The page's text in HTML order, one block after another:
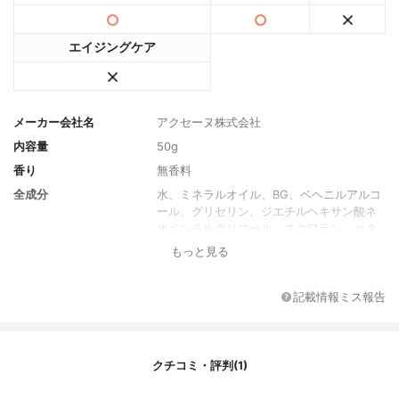
エイジングケア
メーカー会社名
アクセーヌ株式会社
内容量
50g
香り
無香料
全成分
水、ミネラルオイル、BG、ベヘニルアルコ
ール、グリセリン、ジエチルヘキサン酸ネ
オペンチルグリコール、スクワラン、セタ
ノール、ジメチコン、ポリソルベート60、
酸ジ(コレステリル/オクチルドデシル)、PC
アリン酸ソルビタン、ワセリン、メチルパ
もっと見る
記載情報ミス報告
クチコミ・評判(1)